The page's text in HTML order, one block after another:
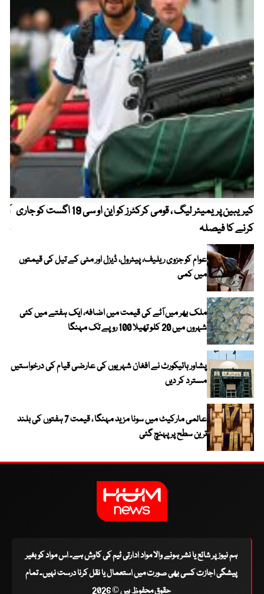
کیریبین پریمیئر لیگ ، قومی کرکٹرز کو این او سی 19 اگست کو جاری
کرنے کا فیصلہ
عوام کو جزوی ریلیف، پیٹرول، ڈیزل اور مٹی کے تیل کی قیمتوں
میں کمی
ملک بھر میں آٹے کی قیمت میں اضافہ، ایک ہفتے میں کئی
شہروں میں 20 کلو تھیلا 100 روپے تک مہنگا
پشاور ہائیکورٹ نے افغان شہریوں کی عارضی قیام کی درخواستیں
مسترد کر دیں
عالمی مارکیٹ میں سونا مزید مہنگا ، قیمت 7 ہفتوں کی بلند
ترین سطح پر پہنچ گئی
ہم نیوز پر شائع یا نشر ہونے والا مواد ادارتی ٹیم کی کاوش ہے۔ اس مواد کو بغیر
پیشگی اجازت کسی بھی صورت میں استعمال یا نقل کرنا درست نہیں۔ تمام
حقوق محفوظ ہیں © 2026